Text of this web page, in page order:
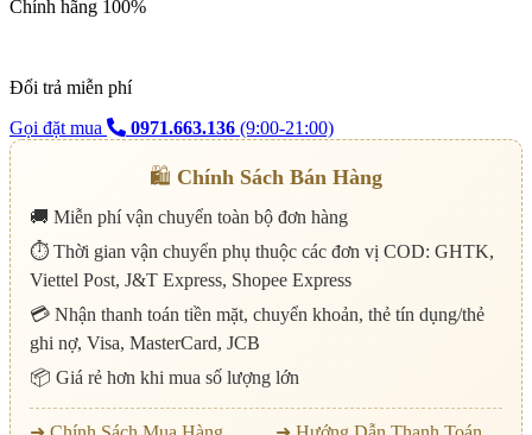
Chính hãng 100%
Đổi trả miễn phí
Gọi đặt mua
0971.663.136 (9:00-21:00)
🛍️ Chính Sách Bán Hàng
🚚 Miễn phí vận chuyển toàn bộ đơn hàng
⏱️ Thời gian vận chuyển phụ thuộc các đơn vị COD: GHTK,
Viettel Post, J&T Express, Shopee Express
💳 Nhận thanh toán tiền mặt, chuyển khoản, thẻ tín dụng/thẻ
ghi nợ, Visa, MasterCard, JCB
📦 Giá rẻ hơn khi mua số lượng lớn